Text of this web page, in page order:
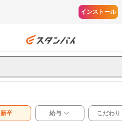
インストール
新卒 給与 こだわり